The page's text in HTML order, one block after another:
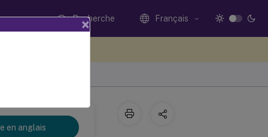
Recherche Français
en anglais
×